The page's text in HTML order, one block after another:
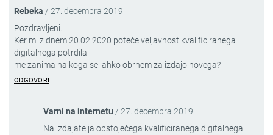
Rebeka / 27. decembra 2019
Pozdravljeni.
Ker mi z dnem 20.02.2020 poteče veljavnost kvalificiranega
digitalnega potrdila
me zanima na koga se lahko obrnem za izdajo novega?
ODGOVORI
Varni na internetu / 27. decembra 2019
Na izdajatelja obstoječega kvalificiranega digitalnega